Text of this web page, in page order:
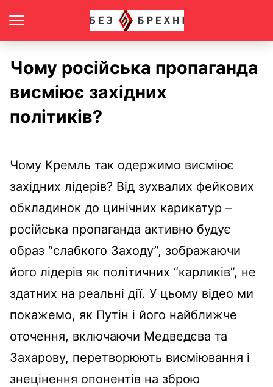
Чому російська пропаганда
висміює західних
політиків?
Чому Кремль так одержимо висміює
західних лідерів? Від зухвалих фейкових
обкладинок до цинічних карикатур –
російська пропаганда активно будує
образ “слабкого Заходу”, зображаючи
його лідерів як політичних “карликів”, не
здатних на реальні дії. У цьому відео ми
покажемо, як Путін і його найближче
оточення, включаючи Медведєва та
Захарову, перетворюють висміювання і
знецінення опонентів на зброю